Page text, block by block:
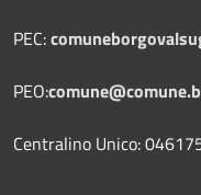
PEC:
PEO:
Centralino Unico: